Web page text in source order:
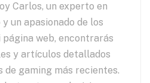
Carlos, un experto en
un apasionado de los
página web, encontrarás
y artículos detallados
gaming más recientes.